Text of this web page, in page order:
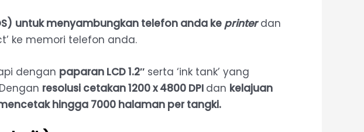
untuk menyambungkan telefon anda ke printer dan
ke memori telefon anda.
dengan paparan LCD 1.2″ serta ‘ink tank’ yang
resolusi cetakan 1200 x 4800 DPI dan kelajuan
hingga 7000 halaman per tangki.